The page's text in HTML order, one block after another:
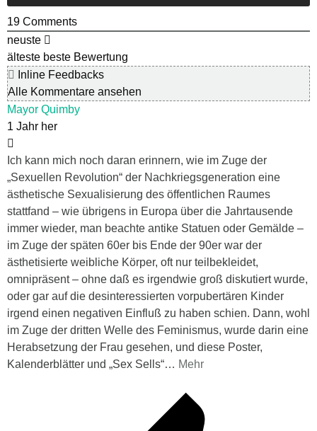
19 Comments
neuste
älteste beste Bewertung
Inline Feedbacks
Alle Kommentare ansehen
Mayor Quimby
1 Jahr her
Ich kann mich noch daran erinnern, wie im Zuge der
„Sexuellen Revolution“ der Nachkriegsgeneration eine
ästhetische Sexualisierung des öffentlichen Raumes
stattfand – wie übrigens in Europa über die Jahrtausende
immer wieder, man beachte antike Statuen oder Gemälde –
im Zuge der späten 60er bis Ende der 90er war der
ästhetisierte weibliche Körper, oft nur teilbekleidet,
omnipräsent – ohne daß es irgendwie groß diskutiert wurde,
oder gar auf die desinteressierten vorpubertären Kinder
irgend einen negativen Einfluß zu haben schien. Dann, wohl
im Zuge der dritten Welle des Feminismus, wurde darin eine
Herabsetzung der Frau gesehen, und diese Poster,
Kalenderblätter und „Sex Sells“… Mehr